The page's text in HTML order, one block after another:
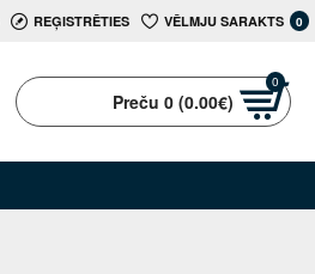
REĢISTRĒTIES VĒLMJU SARAKTS 0
Preču 0 (0.00€)
0